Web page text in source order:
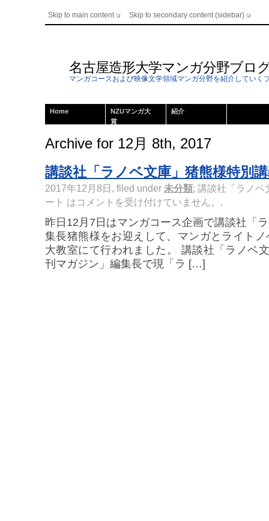
Skip to main content Skip to secondary content (sidebar)
名古屋造形大学マンガ分野ブロ
マンガコースおよび映像文学領域マンガ分野を紹介していく
Home
NZUマンガ大
賞
紹介
Archive for 12月 8th, 2017
講談社「ラノベ文庫」猪熊様特別
2017年12月8日, filed under 未分類; 講談社「ラノベ
ート はコメントを受け付けていません。 .
昨日12月7日はマンガコース企画で講談社「
集長猪熊様をお迎えして、マンガとライト
大教室にて行われました。 講談社「ラノベ
刊マガジン」編集長で現「ラ […]